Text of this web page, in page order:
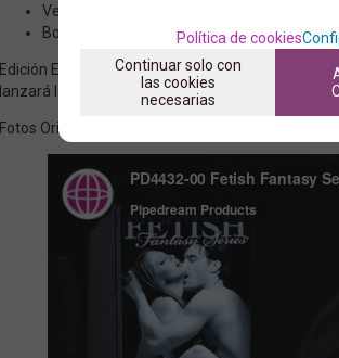
Vela masaje
Bolas geisha
Edición Especial Limitada 50 Sombras,
lanzará la pelicula en febrero de 2015 en todos
Fotos Orientativas, Colores y articulos pueden
Política de cookies
Continuar solo con
las cookies
necesarias